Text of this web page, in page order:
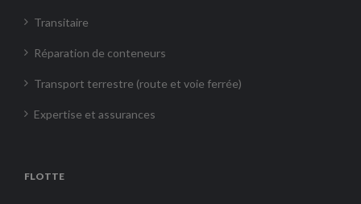
Transitaire
Réparation de conteneurs
Transport terrestre (route et voie ferrée)
Expertise et assurances
FLOTTE